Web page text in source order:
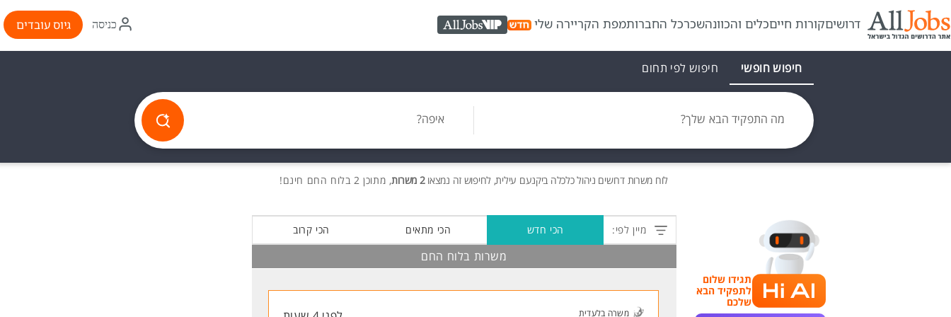
דרושיםקורות חייםכלים והכוונהשכרכל החברותמפת הקריירה שלי AllJobs VIP
איקון
התחברות
כניסה גיוס עובדים
חיפוש חופשי חיפוש לפי תחום
מה התפקיד הבא שלך? איפה?
לוח משרותדרושים ניהול כלכלה ביקנעם עילית, לחיפוש זה נמצאו2 משרות , מתוכן 2 בלוח החם חינם!
תגידו שלום
לתפקיד הבא
שלכם
מיין לפי: הכי חדש הכי מתאים הכי קרוב
משרות בלוח החם
משרה בלעדית